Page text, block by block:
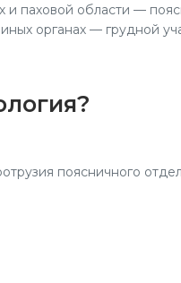
паховой области —
органах — грудной
поясничного